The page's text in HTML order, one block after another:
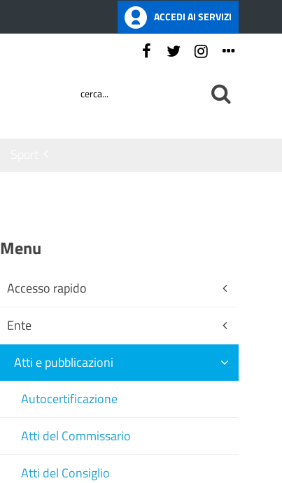
ACCEDI AI SERVIZI
Menu
Accesso rapido
Ente
Atti e pubblicazioni
Autocertificazione
Atti del Commissario
Atti del Consiglio